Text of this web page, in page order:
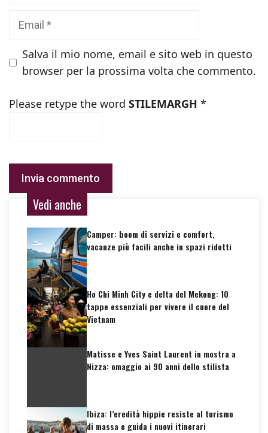
Salva il mio nome, email e sito web in questo
browser per la prossima volta che commento.
Please retype the word STILEMARGH *
Vedi anche
Camper: boom di servizi e comfort,
vacanze più facili anche in spazi ridotti
Ho Chi Minh City e delta del Mekong: 10
tappe essenziali per vivere il cuore del
Vietnam
Matisse e Yves Saint Laurent in mostra a
Nizza: omaggio ai 90 anni dello stilista
Ibiza: l’eredità hippie resiste al turismo
di massa e guida i nuovi itinerari